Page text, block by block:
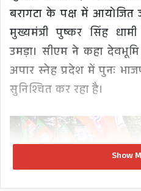
बरागटा के पक्ष में आयोजित
मुख्यमंत्री पुष्कर सिंह
उमड़ा। सीएम ने कहा
अपार स्नेह प्रदेश में पुनः
सुनिश्चित कर रहा है।
Show